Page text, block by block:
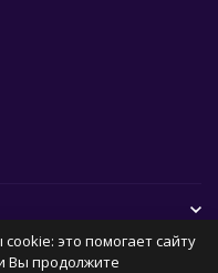
это помогает сайту
Вы продолжите